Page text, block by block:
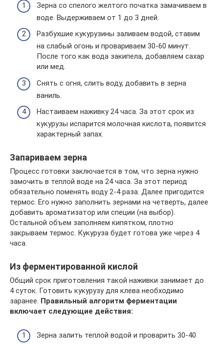
Зерна со спелого желтого початка замачиваем в
воде. Выдерживаем от 1 до 3 дней.
Разбухшие кукурузины заливаем водой, ставим
на слабый огонь и провариваем 30-60 минут.
После того как вода закипела, добавляем сахар
или мед.
Снять с огня, слить воду, добавить в зерна
ваниль.
Настаиваем наживку 24 часа. За этот срок из
кукурузы испарится молочная кислота, появится
характерный запах.
Запариваем зерна
Процесс готовки заключается в том, что зерна нужно
замочить в теплой воде на 24 часа. За этот период
обязательно поменять воду 2-4 раза. Далее пригодится
термос. Его нужно заполнить зернами на четверть, далее
добавить ароматизатор или специи (на выбор).
Остальной объем заполняем кипятком, плотно
закрываем термос. Кукуруза будет готова уже через 4
часа.
Из ферментированной кислой
Общий срок приготовления такой наживки занимает до
4 суток. Готовить кукурузу для клева необходимо
заранее. Правильный алгоритм ферментации
включает следующие действия:
Зерна залить теплой водой и проварить 30-40